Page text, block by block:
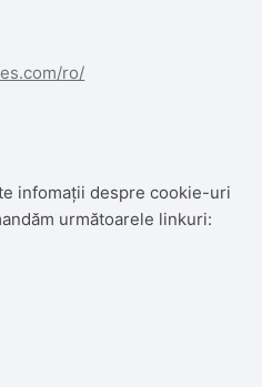
ro/
infomații despre cookie-uri
următoarele linkuri: